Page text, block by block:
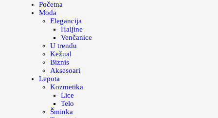
Početna
Moda
Elegancija
Haljine
Venčanice
U trendu
Kežual
Biznis
Aksesoari
Lepota
Kozmetika
Lice
Telo
Šminka
Kuhinja
Magazin